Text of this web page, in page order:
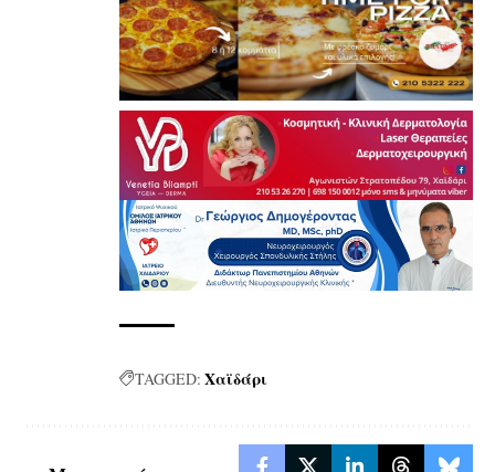
TAGGED: Χαϊδάρι